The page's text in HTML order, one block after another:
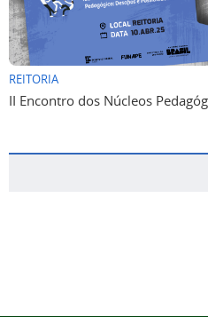
REITORIA
II Encontro dos Núcleos